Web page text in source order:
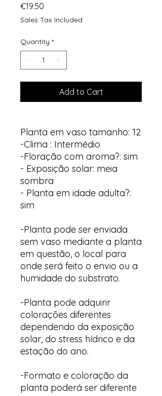
€19.50
Sales Tax Included
Quantity *
Add to Cart
Planta em vaso tamanho: 12
-Clima : Intermédio
-Floração com aroma?: sim
- Exposição solar: meia
sombra
- Planta em idade adulta?:
sim
-Planta pode ser enviada
sem vaso mediante a planta
em questão, o local para
onde será feito o envio ou a
humidade do substrato.
-Planta pode adquirir
colorações diferentes
dependendo da exposição
solar, do stress hídrico e da
estação do ano.
-Formato e coloração da
planta poderá ser diferente